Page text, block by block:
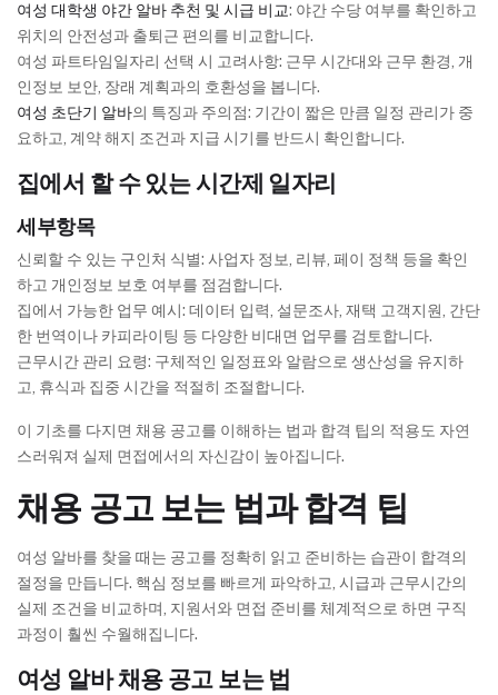
여성 대학생 야간 알바 추천 및 시급 비교: 야간 수당 여부를 확인하고
위치의 안전성과 출퇴근 편의를 비교합니다.
여성 파트타임일자리 선택 시 고려사항: 근무 시간대와 근무 환경, 개
인정보 보안, 장래 계획과의 호환성을 봅니다.
여성 초단기 알바의 특징과 주의점: 기간이 짧은 만큼 일정 관리가 중
요하고, 계약 해지 조건과 지급 시기를 반드시 확인합니다.
집에서 할 수 있는 시간제 일자리
세부항목
신뢰할 수 있는 구인처 식별: 사업자 정보, 리뷰, 페이 정책 등을 확인
하고 개인정보 보호 여부를 점검합니다.
집에서 가능한 업무 예시: 데이터 입력, 설문조사, 재택 고객지원, 간단
한 번역이나 카피라이팅 등 다양한 비대면 업무를 검토합니다.
근무시간 관리 요령: 구체적인 일정표와 알람으로 생산성을 유지하
고, 휴식과 집중 시간을 적절히 조절합니다.
이 기초를 다지면 채용 공고를 이해하는 법과 합격 팁의 적용도 자연
스러워져 실제 면접에서의 자신감이 높아집니다.
채용 공고 보는 법과 합격 팁
여성 알바를 찾을 때는 공고를 정확히 읽고 준비하는 습관이 합격의
절정을 만듭니다. 핵심 정보를 빠르게 파악하고, 시급과 근무시간의
실제 조건을 비교하며, 지원서와 면접 준비를 체계적으로 하면 구직
과정이 훨씬 수월해집니다.
여성 알바 채용 공고 보는 법